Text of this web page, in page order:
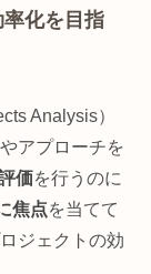
化を目指
Analysis）
アプローチを
価を行うのに
焦点を当てて
ジェクトの効